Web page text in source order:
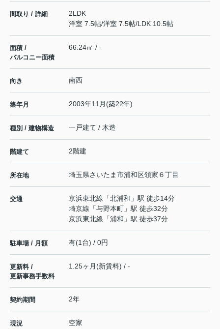
間取り / 詳細
2LDK
洋室 7.5帖/洋室 7.5帖/LDK 10.5帖
面積 /
バルコニー面積
66.24㎡ / -
向き 南西
築年月 2003年11月(築22年)
種別 / 建物構造 一戸建て / 木造
階建て 2階建
所在地 埼玉県さいたま市浦和区領家 ６丁目
交通 京浜東北線 「北浦和 」駅 徒歩14分
埼京線 「与野本町 」駅 徒歩32分
京浜東北線 「浦和 」駅 徒歩37分
駐車場 / 月額 有(1台) / 0円
更新料 /
更新事務手数料
1.25ヶ月(新賃料) / -
契約期間 2年
現況 空家